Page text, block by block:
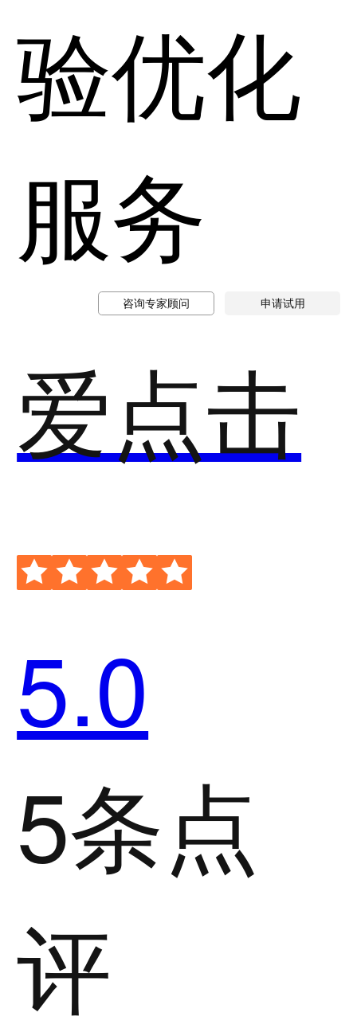
验优化
服务
咨询专家顾问 申请试用
爱点击
5.0
5条点
评